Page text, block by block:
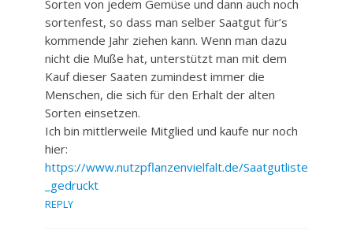
Sorten von jedem Gemüse und dann auch noch
sortenfest, so dass man selber Saatgut für’s
kommende Jahr ziehen kann. Wenn man dazu
nicht die Muße hat, unterstützt man mit dem
Kauf dieser Saaten zumindest immer die
Menschen, die sich für den Erhalt der alten
Sorten einsetzen.
Ich bin mittlerweile Mitglied und kaufe nur noch
hier:
https://www.nutzpflanzenvielfalt.de/Saatgutliste
_gedruckt
REPLY